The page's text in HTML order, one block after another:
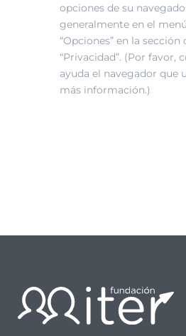
opciones de su
generalmente en el
“Opciones” en la sección
“Privacidad”. (Por favor,
ayuda el navegador que
más información.)